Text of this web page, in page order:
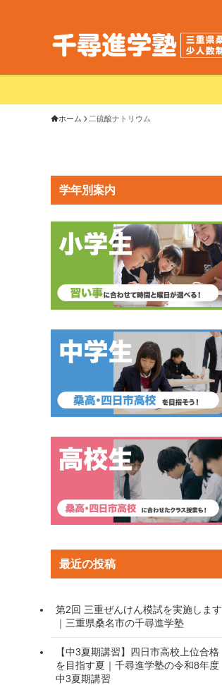
ホーム 二硫酸ナトリウム
学年別案内
最近の投稿
第2回 三重ぜんけん模試を実施します
｜三重県桑名市の千尋進学塾
【中3夏期講習】四日市高校上位合格
を目指す夏｜千尋進学塾の令和8年度
中3夏期講習